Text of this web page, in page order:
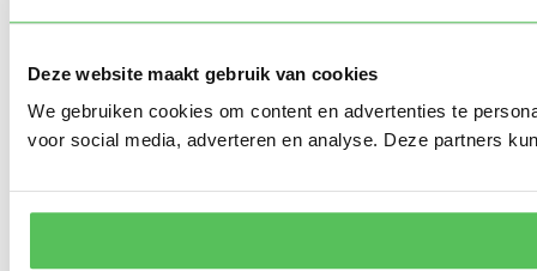
Deze website maakt gebruik van cookies
We gebruiken cookies om content en advertenties te
voor social media, adverteren en analyse. Deze partners